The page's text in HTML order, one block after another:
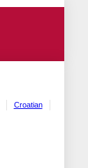
Croatian